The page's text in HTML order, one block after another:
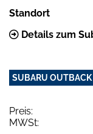
Standort
Details zum
SUBARU OUTBACK
Preis:
MWSt: